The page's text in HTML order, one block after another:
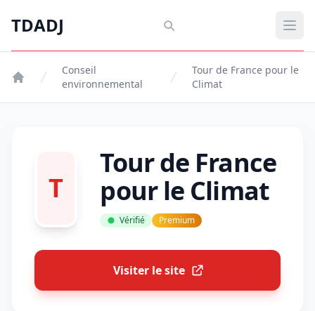
TDADJ
TDADJ
Conseil
environnemental
Tour de France pour le
Climat
T
Tour de France
pour le Climat
Vérifié Premium
Visiter le site